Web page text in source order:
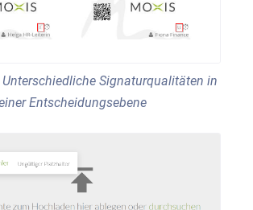
Signaturqualitäten in
Entscheidungsebene